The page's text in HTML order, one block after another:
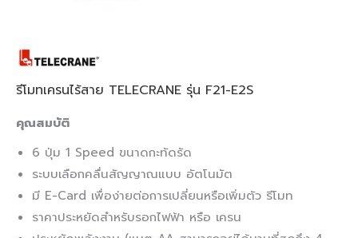
รีโมทเครนไร้สาย TELECRANE รุ่น F21-E2S
คุณสมบัติ
6 ปุ่ม 1 Speed ขนาดกะทัดรัด
ระบบเลือกคลื่นสัญญาณแบบ อัตโนมัต
มี E-Card เพื่อง่ายต่อการเปลี่ยนหรือเพิ่มตัว รีโมท
ราคาประหยัดสำหรับรอกไฟฟ้า หรือ เครน